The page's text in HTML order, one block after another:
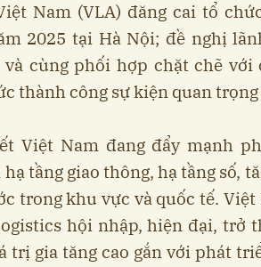
Nam (VLA) đăng cai tổ
2025 tại Hà Nội; đề nghị
cùng phối hợp chặt chẽ với
thành công sự kiện quan trọng
Việt Nam đang đẩy mạnh
tầng giao thông, hạ tầng số,
trong khu vực và quốc tế.
hội nhập, hiện đại, trở
trị gia tăng cao gắn với phát